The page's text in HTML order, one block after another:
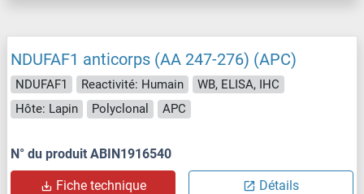
NDUFAF1 anticorps (AA 247-276) (APC)
NDUFAF1 Reactivité: Humain
WB, ELISA, IHC
Hôte: Lapin
Polyclonal APC
N° du produit ABIN1916540
Fiche technique Détails